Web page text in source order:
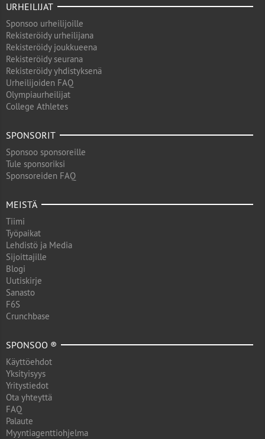
URHEILIJAT
Sponsoo urheilijoille
Rekisteröidy urheilijana
Rekisteröidy joukkueena
Rekisteröidy seurana
Rekisteröidy yhdistyksenä
Urheilijoiden FAQ
Olympiaurheilijat
College Athletes
SPONSORIT
Sponsoo sponsoreille
Tule sponsoriksi
Sponsoreiden FAQ
MEISTÄ
Tiimi
Työpaikat
Lehdistö ja Media
Sijoittajille
Blogi
Uutiskirje
Sanasto
F6S
Crunchbase
SPONSOO ®
Käyttöehdot
Yksityisyys
Yritystiedot
Ota yhteyttä
FAQ
Palaute
Myyntiagenttiohjelma